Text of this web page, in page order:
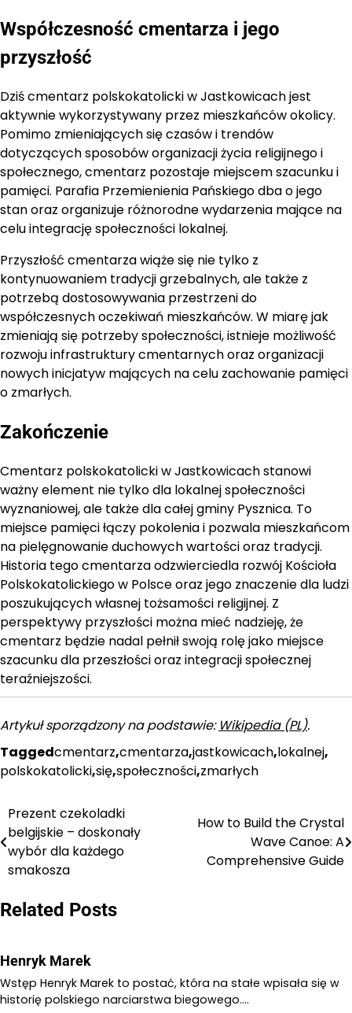
Współczesność cmentarza i jego
przyszłość
Dziś cmentarz polskokatolicki w Jastkowicach jest
aktywnie wykorzystywany przez mieszkańców okolicy.
Pomimo zmieniających się czasów i trendów
dotyczących sposobów organizacji życia religijnego i
społecznego, cmentarz pozostaje miejscem szacunku i
pamięci. Parafia Przemienienia Pańskiego dba o jego
stan oraz organizuje różnorodne wydarzenia mające na
celu integrację społeczności lokalnej.
Przyszłość cmentarza wiąże się nie tylko z
kontynuowaniem tradycji grzebalnych, ale także z
potrzebą dostosowywania przestrzeni do
współczesnych oczekiwań mieszkańców. W miarę jak
zmieniają się potrzeby społeczności, istnieje możliwość
rozwoju infrastruktury cmentarnych oraz organizacji
nowych inicjatyw mających na celu zachowanie pamięci
o zmarłych.
Zakończenie
Cmentarz polskokatolicki w Jastkowicach stanowi
ważny element nie tylko dla lokalnej społeczności
wyznaniowej, ale także dla całej gminy Pysznica. To
miejsce pamięci łączy pokolenia i pozwala mieszkańcom
na pielęgnowanie duchowych wartości oraz tradycji.
Historia tego cmentarza odzwierciedla rozwój Kościoła
Polskokatolickiego w Polsce oraz jego znaczenie dla ludzi
poszukujących własnej tożsamości religijnej. Z
perspektywy przyszłości można mieć nadzieję, że
cmentarz będzie nadal pełnił swoją rolę jako miejsce
szacunku dla przeszłości oraz integracji społecznej
teraźniejszości.
Artykuł sporządzony na podstawie: Wikipedia (PL).
Taggedcmentarz,cmentarza,jastkowicach,lokalnej,
polskokatolicki,się,społeczności,zmarłych
Nawigacja
wpisu
Prezent czekoladki
belgijskie – doskonały
wybór dla każdego
smakosza
How to Build the Crystal
Wave Canoe: A
Comprehensive Guide
Related Posts
Henryk Marek
Wstęp Henryk Marek to postać, która na stałe wpisała się w
historię polskiego narciarstwa biegowego.…